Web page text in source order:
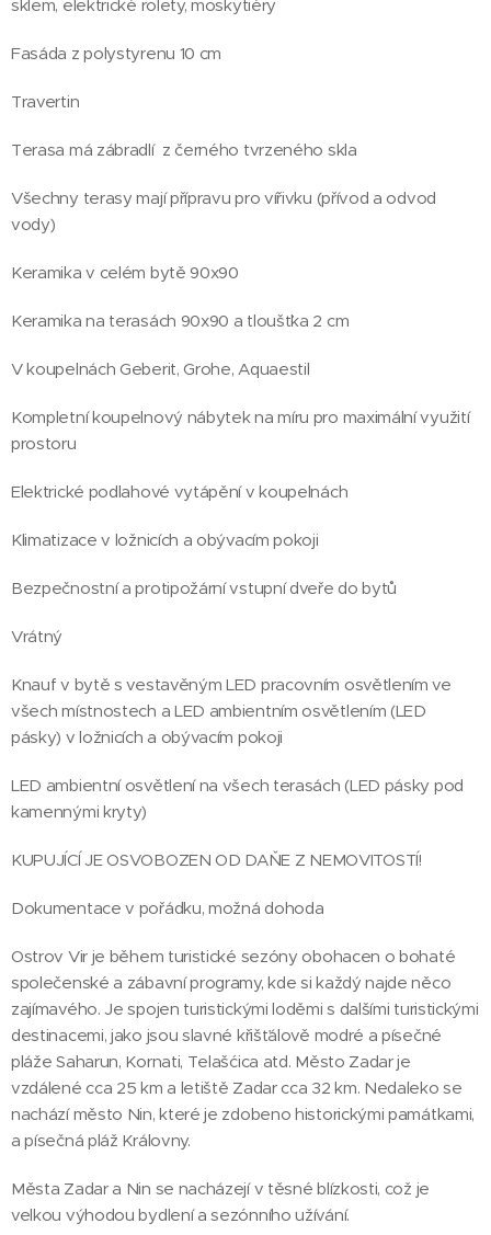
sklem, elektrické rolety, moskytiéry
Fasáda z polystyrenu 10 cm
Travertin
Terasa má zábradlí z černého tvrzeného skla
Všechny terasy mají přípravu pro vířivku (přívod a odvod
vody)
Keramika v celém bytě 90x90
Keramika na terasách 90x90 a tloušťka 2 cm
V koupelnách Geberit, Grohe, Aquaestil
Kompletní koupelnový nábytek na míru pro maximální využití
prostoru
Elektrické podlahové vytápění v koupelnách
Klimatizace v ložnicích a obývacím pokoji
Bezpečnostní a protipožární vstupní dveře do bytů
Vrátný
Knauf v bytě s vestavěným LED pracovním osvětlením ve
všech místnostech a LED ambientním osvětlením (LED
pásky) v ložnicích a obývacím pokoji
LED ambientní osvětlení na všech terasách (LED pásky pod
kamennými kryty)
KUPUJÍCÍ JE OSVOBOZEN OD DAŇE Z NEMOVITOSTÍ!
Dokumentace v pořádku, možná dohoda
Ostrov Vir je během turistické sezóny obohacen o bohaté
společenské a zábavní programy, kde si každý najde něco
zajímavého. Je spojen turistickými loděmi s dalšími turistickými
destinacemi, jako jsou slavné křišťálově modré a písečné
pláže Saharun, Kornati, Telašćica atd. Město Zadar je
vzdálené cca 25 km a letiště Zadar cca 32 km. Nedaleko se
nachází město Nin, které je zdobeno historickými památkami,
a písečná pláž Královny.
Města Zadar a Nin se nacházejí v těsné blízkosti, což je
velkou výhodou bydlení a sezónního užívání.